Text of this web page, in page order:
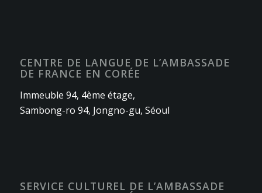
CENTRE DE LANGUE DE L’AMBASSADE
DE FRANCE EN CORÉE
Immeuble 94, 4ème étage,
Sambong-ro 94, Jongno-gu, Séoul
SERVICE CULTUREL DE L’AMBASSADE